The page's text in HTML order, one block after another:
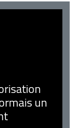
un